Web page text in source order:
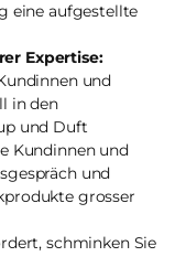
eine aufgestellte
Expertise:
und
in den
und Duft
Kundinnen und
und
grosser
schminken Sie